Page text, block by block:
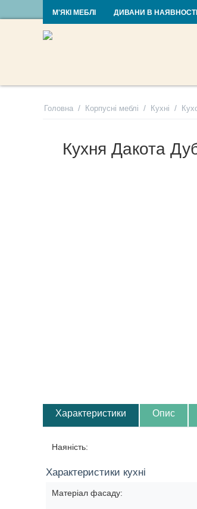
RU UA
М'ЯКІ МЕБЛІ ДИВАНИ В НАЯВНОСТІ
Головна / Корпусні меблі / Кухні /
Кухня Дакота
Характеристики Опис
Наяність:
Характеристики кухні
Матеріал фасаду: